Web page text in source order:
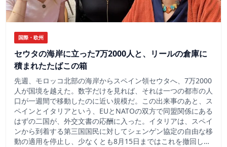
国際・欧州
セウタの海岸に立った7万2000人と、リールの倉庫に
積まれたたばこの箱
先週、モロッコ北部の海岸からスペイン領セウタへ、7万2000
人が国境を越えた。数字だけを見れば、それは一つの都市の人
口が一週間で移動したのに近い規模だ。この出来事のあと、ス
ペインとイタリアという、EUとNATOの双方で同盟関係にある
はずの二国が、外交文書の応酬に入った。イタリアは、スペイ
ンから到着する第三国国民に対してシェンゲン協定の自由な移
動の適用を停止し、少なくとも8月15日まではこれを撤回し…